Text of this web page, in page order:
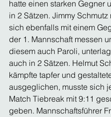
hatte einen starken Gegner
in 2 Sätzen. Jimmy Schmutz
sich ebenfalls mit einem
der 1. Mannschaft messen
diesem auch Paroli,
auch in 2 Sätzen. Helmut
kämpfte tapfer und
ausgeglichen, musste sich
Match Tiebreak mit 9:11
geben. Mannschaftsführer